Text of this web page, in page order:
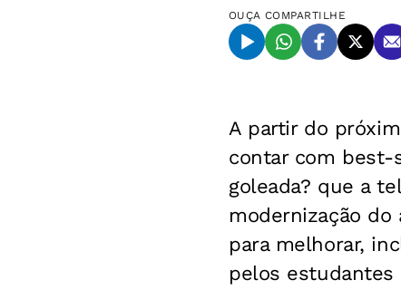
OUÇA COMPARTILHE
A partir do
contar com best-
goleada? que a
modernização do
para melhorar,
pelos estudantes